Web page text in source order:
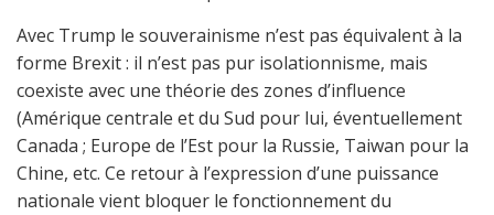
Avec Trump le souverainisme n’est pas équivalent à la
forme Brexit : il n’est pas pur isolationnisme, mais
coexiste avec une théorie des zones d’influence
(Amérique centrale et du Sud pour lui, éventuellement
Canada ; Europe de l’Est pour la Russie, Taiwan pour la
Chine, etc. Ce retour à l’expression d’une puissance
nationale vient bloquer le fonctionnement du